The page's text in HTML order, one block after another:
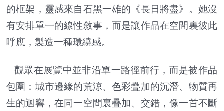
的框架，靈感來自石黑一雄的《長日將盡》。她沒
有安排單一的線性敘事，而是讓作品在空間裏彼此
呼應，製造一種環繞感。
觀眾在展覽中並非沿單一路徑前行，而是被作品
包圍：城市邊緣的荒涼、色彩疊加的沉潛、物質再
生的迴響，在同一空間裏疊加、交錯，像一首不斷